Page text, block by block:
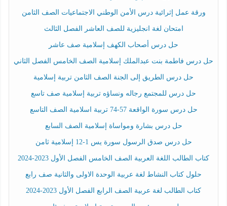
ورقة عمل إثرائية درس الأمن الوطني الاجتماعيات الصف الثامن
امتحان لغة انجليزية للصف العاشر الفصل الثالث
حل درس أصحاب الكهف إسلامية صف عاشر
حل درس فاطمة بنت عبدالملك إسلامية الصف الخامس الفصل الثاني
حل درس الطريق إلى الجنة الصف الثامن تربية إسلامية
حل درس للمجتمع رجاله ونساؤه تربية إسلامية صف تاسع
حل درس سورة الواقعة 57-74 تربية اسلامية الصف التاسع
حل درس بشارة ومواساة إسلامية الصف السابع
حل درس صدق الرسول سورة يس 1-12 إسلامية ثامن
كتاب الطالب اللغة العربية الصف الخامس الفصل الأول 2023-2024
حلول كتاب النشاط لغة عربية الوحدة الاولى والثانية صف رابع
كتاب الطالب لغة عربية الصف الرابع الفصل الأول 2023-2024